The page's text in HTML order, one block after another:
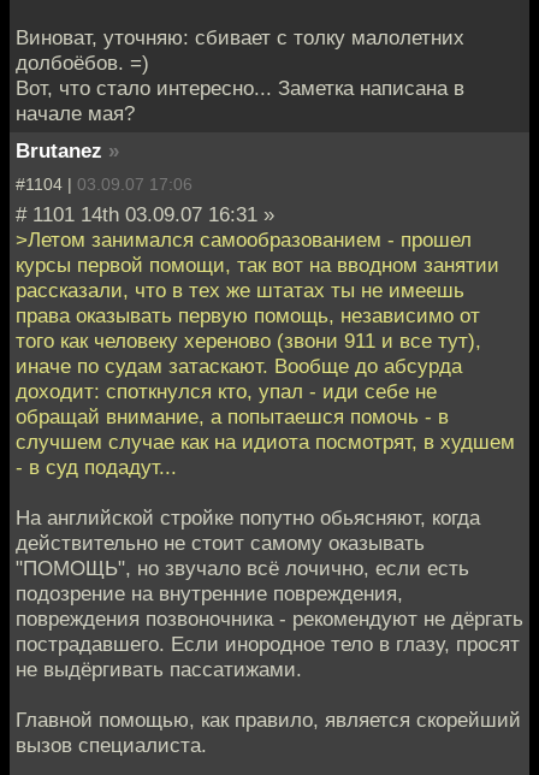
Виноват, уточняю: сбивает с толку малолетних
долбоёбов. =)
Вот, что стало интересно... Заметка написана в
начале мая?
Brutanez »
#1104 | 03.09.07 17:06
# 1101 14th 03.09.07 16:31 »
>Летом занимался самообразованием - прошел
курсы первой помощи, так вот на вводном занятии
рассказали, что в тех же штатах ты не имеешь
права оказывать первую помощь, независимо от
того как человеку хереново (звони 911 и все тут),
иначе по судам затаскают. Вообще до абсурда
доходит: споткнулся кто, упал - иди себе не
обращай внимание, а попытаешся помочь - в
случшем случае как на идиота посмотрят, в худшем
- в суд подадут...
На английской стройке попутно обьясняют, когда
действительно не стоит самому оказывать
"ПОМОЩЬ", но звучало всё лочично, если есть
подозрение на внутренние повреждения,
повреждения позвоночника - рекомендуют не дёргать
пострадавшего. Если инородное тело в глазу, просят
не выдёргивать пассатижами.
Главной помощью, как правило, является скорейший
вызов специалиста.